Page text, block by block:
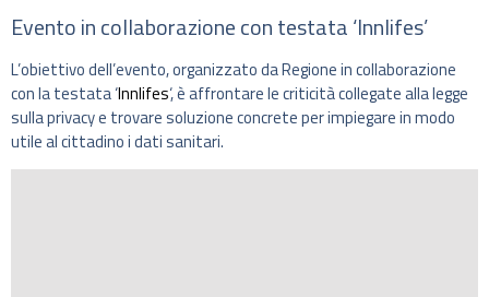
Evento in collaborazione con testata ‘Innlifes’
L’obiettivo dell’evento, organizzato da Regione in collaborazione
con la testata ‘Innlifes‘, è affrontare le criticità collegate alla legge
sulla privacy e trovare soluzione concrete per impiegare in modo
utile al cittadino i dati sanitari.